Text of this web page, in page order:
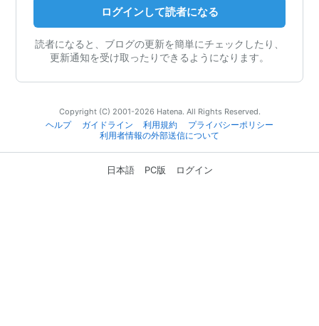
ログインして読者になる
読者になると、ブログの更新を簡単にチェックしたり、
更新通知を受け取ったりできるようになります。
Copyright (C) 2001-2026 Hatena. All Rights Reserved.
ヘルプ
ガイドライン 利用規約
プライバシーポリシー
利用者情報の外部送信について
日本語 PC版 ログイン